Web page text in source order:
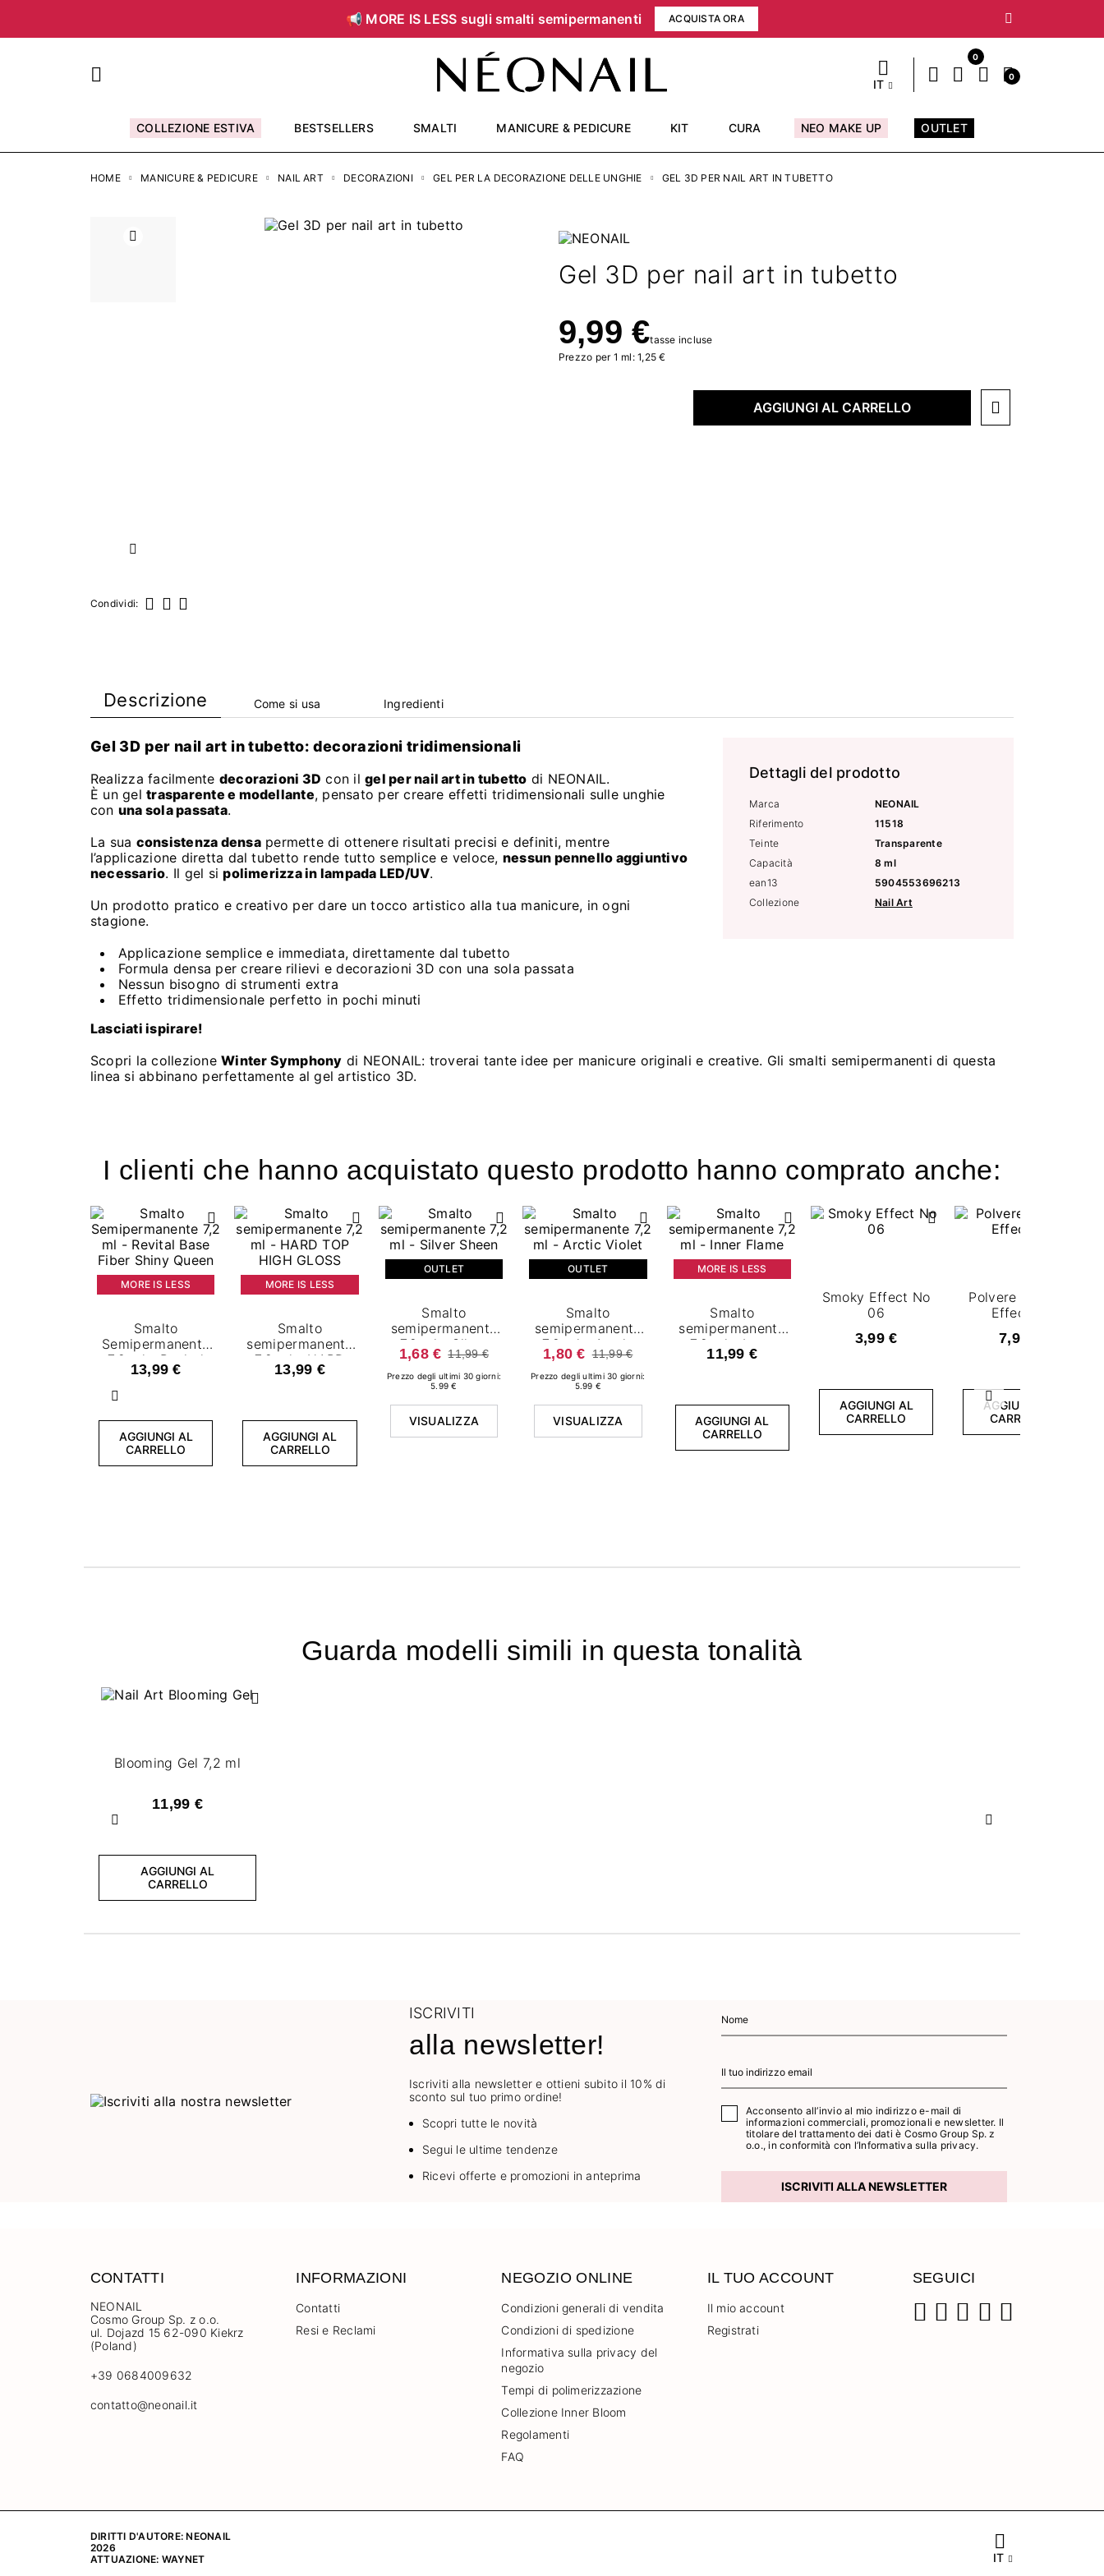
📢 MORE IS LESS sugli smalti semipermanenti ACQUISTA ORA
IT
0
0
COLLEZIONE ESTIVA BESTSELLERS SMALTI MANICURE & PEDICURE KIT CURA NEO MAKE UP OUTLET
HOME MANICURE & PEDICURE NAIL ART DECORAZIONI GEL PER LA DECORAZIONE DELLE UNGHIE GEL 3D PER NAIL ART IN TUBETTO
Precedente
Successivo
Condividi:
Gel 3D per nail art in tubetto
9,99 €tasse incluse
Prezzo per 1 ml: 1,25 €
AGGIUNGI AL CARRELLO
Descrizione Come si usa Ingredienti
Dettagli del prodotto
Marca
NEONAIL
Riferimento
11518
Teinte
Transparente
Capacità
8 ml
ean13
5904553696213
Collezione
Nail Art
Gel 3D per nail art in tubetto: decorazioni tridimensionali
Realizza facilmente decorazioni 3D con ilgel per nail art in tubetto di NEONAIL.
È un geltrasparente e modellante, pensato per creare effetti tridimensionali sulle unghie
con una sola passata.
La sua consistenza densapermette di ottenere risultati precisi e definiti, mentre
l’applicazione diretta dal tubetto rende tutto semplice e veloce, nessun pennello aggiuntivo
necessario. Il gel sipolimerizza in lampada LED/UV.
Un prodotto pratico e creativo per dare un tocco artistico alla tua manicure, in ogni
stagione.
Applicazione semplice e immediata, direttamente dal tubetto
Formula densa per creare rilievi e decorazioni 3D con una sola passata
Nessun bisogno di strumenti extra
Effetto tridimensionale perfetto in pochi minuti
Lasciati ispirare!
Scopri la collezioneWinter Symphony di NEONAIL: troverai tante idee per manicure originali e creative. Gli smalti semipermanenti di questa
linea si abbinano perfettamente al gel artistico 3D.
I clienti che hanno acquistato questo prodotto hanno comprato anche:
Precedente Successivo
MORE IS LESS
Smalto
Semipermanente
7,2 ml - Revital
Base Fiber Shiny
13,99 €
AGGIUNGI AL
CARRELLO
MORE IS LESS
Smalto
semipermanente
7,2 ml - HARD
TOP HIGH
13,99 €
AGGIUNGI AL
CARRELLO
OUTLET
Smalto
semipermanente
7,2 ml - Silver
Sheen
1,68 € 11,99 €
Prezzo degli ultimi 30 giorni:
5.99 €
VISUALIZZA
OUTLET
Smalto
semipermanente
7,2 ml - Arctic
Violet
1,80 € 11,99 €
Prezzo degli ultimi 30 giorni:
5.99 €
VISUALIZZA
MORE IS LESS
Smalto
semipermanente
7,2 ml - Inner
Flame
11,99 €
AGGIUNGI AL
CARRELLO
Smoky Effect No
06
3,99 €
AGGIUNGI AL
CARRELLO
Polvere Metallic
Effect 01
7,99 €
AGGIUNGI AL
CARRELLO
Guarda modelli simili in questa tonalità
Precedente Successivo
Blooming Gel 7,2 ml
11,99 €
AGGIUNGI AL
CARRELLO
ISCRIVITI
alla newsletter!
Iscriviti alla newsletter e ottieni subito il 10% di
sconto sul tuo primo ordine!
Scopri tutte le novità
Segui le ultime tendenze
Ricevi offerte e promozioni in anteprima
Acconsento all’invio al mio indirizzo e-mail di
informazioni commerciali, promozionali e newsletter. Il
titolare del trattamento dei dati è Cosmo Group Sp. z
o.o., in conformità con l’Informativa sulla privacy.
ISCRIVITI ALLA NEWSLETTER
CONTATTI
NEONAIL
Cosmo Group Sp. z o.o.
ul. Dojazd 15 62-090 Kiekrz
(Poland)
+39 0684009632
contatto@neonail.it
INFORMAZIONI
Contatti
Resi e Reclami
NEGOZIO ONLINE
Condizioni generali di vendita
Condizioni di spedizione
Informativa sulla privacy del
negozio
Tempi di polimerizzazione
Collezione Inner Bloom
Regolamenti
FAQ
IL TUO ACCOUNT
Il mio account
Registrati
SEGUICI
DIRITTI D'AUTORE: NEONAIL
2026
ATTUAZIONE: WAYNET IT